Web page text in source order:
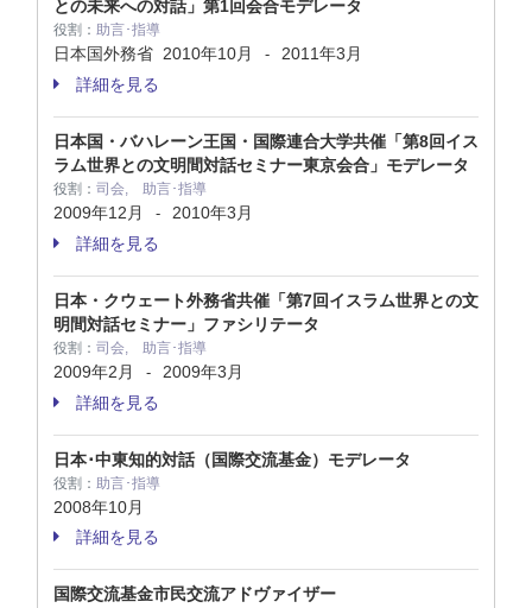
との未来への対話」第1回会合モデレータ
役割： 助言･指導
日本国外務省 2010年10月 -
2011年3月
詳細を見る
日本国・バハレーン王国・国際連合大学共催「第8回イス
ラム世界との文明間対話セミナー東京会合」モデレータ
役割： 司会, 助言･指導
2009年12月 -
2010年3月
詳細を見る
日本・クウェート外務省共催「第7回イスラム世界との文
明間対話セミナー」ファシリテータ
役割： 司会, 助言･指導
2009年2月 -
2009年3月
詳細を見る
日本･中東知的対話（国際交流基金）モデレータ
役割： 助言･指導
2008年10月
詳細を見る
国際交流基金市民交流アドヴァイザー